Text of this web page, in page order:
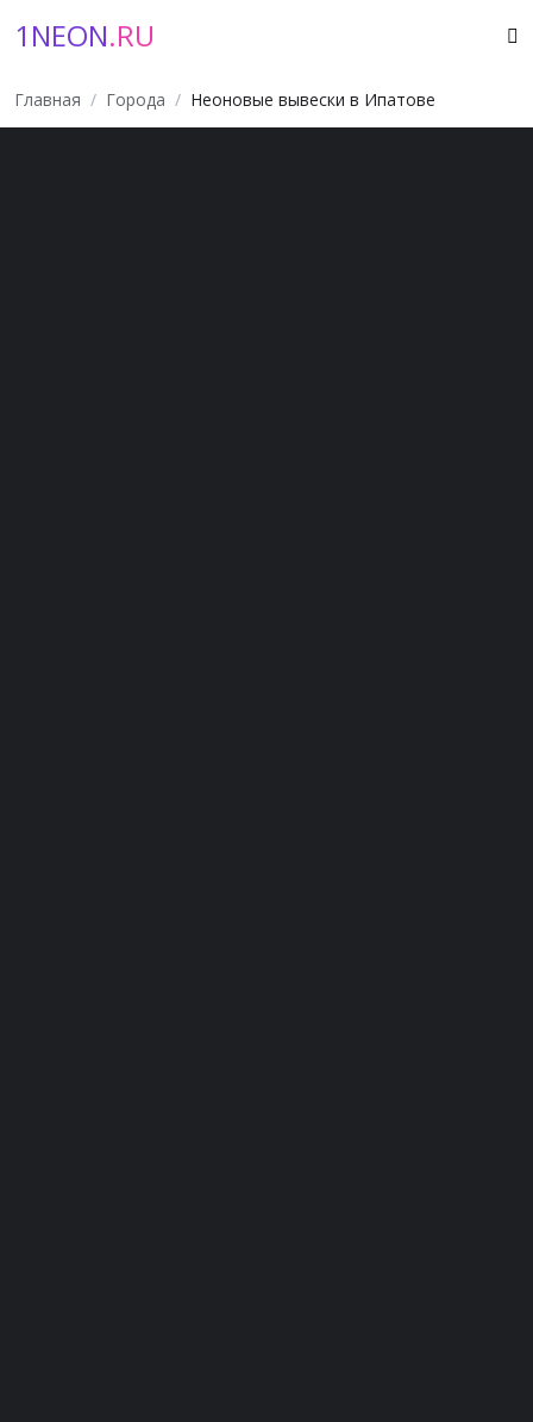
1NEON.RU
Главная Города Неоновые вывески в Ипатове